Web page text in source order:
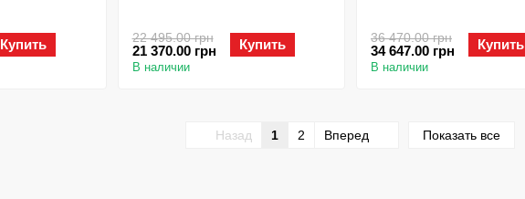
Купить 22 495.00 грн
21 370.00 грн Купить
В наличии
36 470.00 грн
34 647.00 грн Купить
В наличии
Назад 1 2 Вперед Показать все